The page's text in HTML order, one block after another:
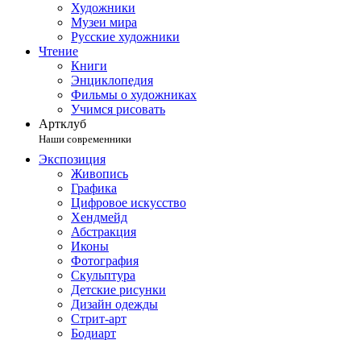
Художники
Музеи мира
Русские художники
Чтение
Книги
Энциклопедия
Фильмы о художниках
Учимся рисовать
Артклуб
Наши современники
Экспозиция
Живопись
Графика
Цифровое искусство
Хендмейд
Абстракция
Иконы
Фотография
Скульптура
Детские рисунки
Дизайн одежды
Стрит-арт
Бодиарт